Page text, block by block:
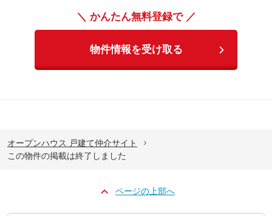
＼ かんたん無料登録で ／
物件情報を受け取る
オープンハウス 戸建て仲介サイト
この物件の掲載は終了しました
ページの上部へ